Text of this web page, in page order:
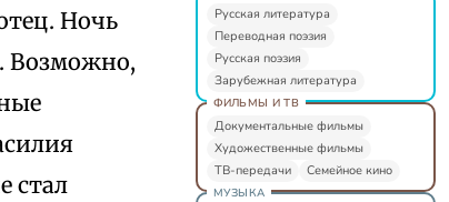
Ночь
Возможно,
стал
Русская литература
Переводная поэзия
Русская поэзия
Зарубежная литература
ФИЛЬМЫ И ТВ
Документальные фильмы
Художественные фильмы
ТВ-передачи
Семейное кино
МУЗЫКА